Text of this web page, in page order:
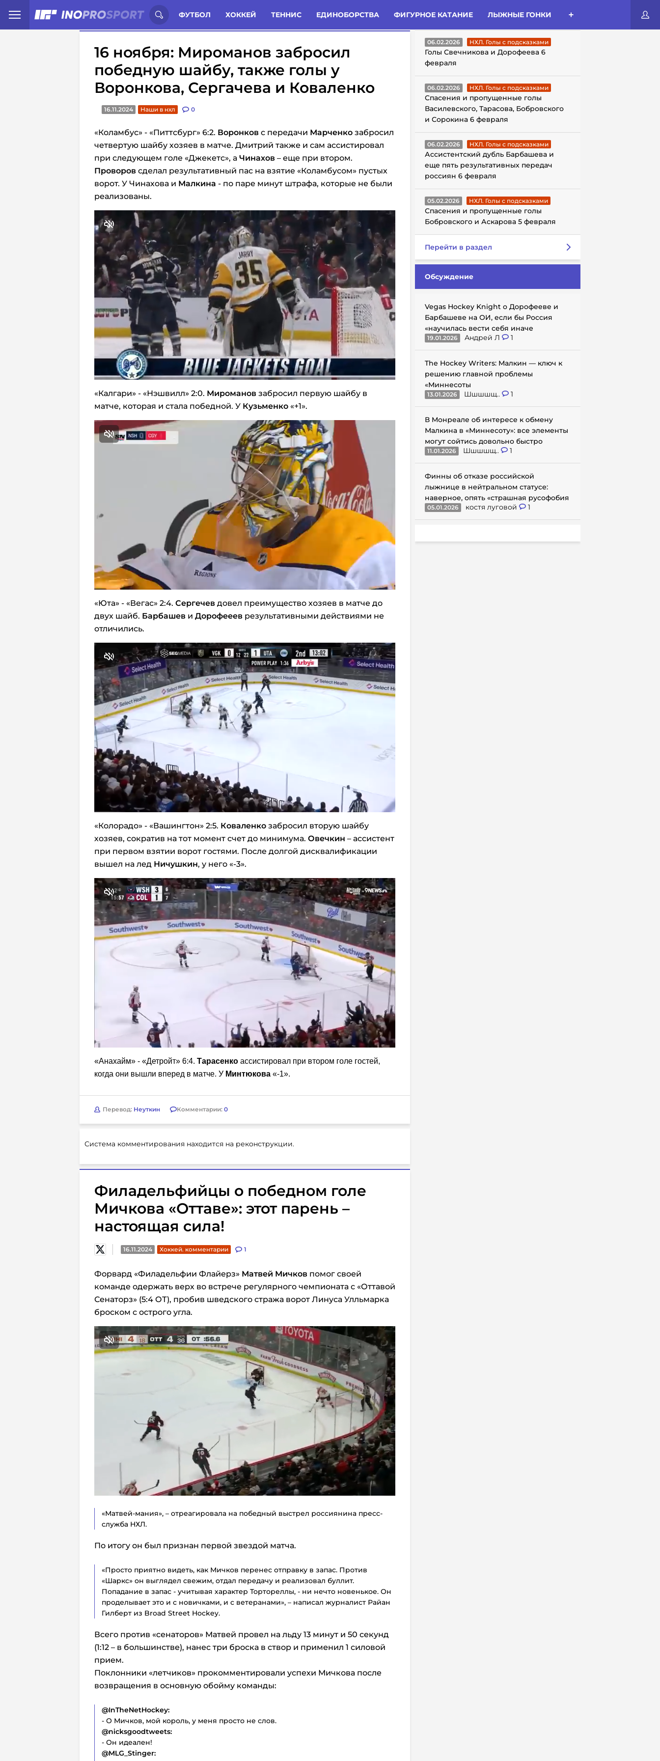
ФУТБОЛ ХОККЕЙ ТЕННИС ЕДИНОБОРСТВА ФИГУРНОЕ КАТАНИЕ ЛЫЖНЫЕ ГОНКИ
Иностранцы о спорте России: Статьи Комменты Новости
16 ноября: Мироманов забросил
победную шайбу, также голы у
Воронкова, Сергачева и Коваленко
16.11.2024 Наши в нхл 0
«Коламбус» - «Питтсбург» 6:2. Воронков с передачи Марченко забросил
четвертую шайбу хозяев в матче. Дмитрий также и сам ассистировал
при следующем голе «Джекетс», а Чинахов – еще при втором.
Проворов сделал результативный пас на взятие «Коламбусом» пустых
ворот. У Чинахова и Малкина - по паре минут штрафа, которые не были
реализованы.
«Калгари» - «Нэшвилл» 2:0. Мироманов забросил первую шайбу в
матче, которая и стала победной. У Кузьменко «+1».
«Юта» - «Вегас» 2:4. Сергечев довел преимущество хозяев в матче до
двух шайб. Барбашев и Дорофееев результативными действиями не
отличились.
«Колорадо» - «Вашингтон» 2:5. Коваленко забросил вторую шайбу
хозяев, сократив на тот момент счет до минимума. Овечкин – ассистент
при первом взятии ворот гостями. После долгой дисквалификации
вышел на лед Ничушкин, у него «-3».
«Анахайм» - «Детройт» 6:4. Тарасенко ассистировал при втором голе гостей,
когда они вышли вперед в матче. У Минтюкова «-1».
Перевод: Неуткин Комментарии: 0
Система комментирования находится на реконструкции.
Филадельфийцы о победном голе
Мичкова «Оттаве»: этот парень –
настоящая сила!
16.11.2024 Хоккей. комментарии 1
Форвард «Филадельфии Флайерз» Матвей Мичков помог своей
команде одержать верх во встрече регулярного чемпионата с «Оттавой
Сенаторз» (5:4 ОТ), пробив шведского стража ворот Линуса Улльмарка
броском с острого угла.
«Матвей-мания», – отреагировала на победный выстрел россиянина пресс-
служба НХЛ.
По итогу он был признан первой звездой матча.
«Просто приятно видеть, как Мичков перенес отправку в запас. Против
«Шаркс» он выглядел свежим, отдал передачу и реализовал буллит.
Попадание в запас - учитывая характер Тортореллы, - ни нечто новенькое. Он
проделывает это и с новичками, и с ветеранами», – написал журналист Райан
Гилберт из Broad Street Hockey.
Всего против «cенаторов» Матвей провел на льду 13 минут и 50 секунд
(1:12 – в большинстве), нанес три броска в створ и применил 1 силовой
прием.
Поклонники «летчиков» прокомментировали успехи Мичкова после
возвращения в основную обойму команды:
@InTheNetHockey:
- О Мичков, мой король, у меня просто не слов.
@nicksgoodtweets:
- Он идеален!
@MLG_Stinger:
ГОЛЫ С ПОДСКАЗКАМИ
06.02.2026 НХЛ. Голы с подсказками
Голы Свечникова и Дорофеева 6
февраля
06.02.2026 НХЛ. Голы с подсказками
Спасения и пропущенные голы
Василевского, Тарасова, Бобровского
и Сорокина 6 февраля
06.02.2026 НХЛ. Голы с подсказками
Ассистентский дубль Барбашева и
еще пять результативных передач
россиян 6 февраля
05.02.2026 НХЛ. Голы с подсказками
Спасения и пропущенные голы
Бобровского и Аскарова 5 февраля
Перейти в раздел
Обсуждение
Vegas Hockey Knight о Дорофееве и
Барбашеве на ОИ, если бы Россия
«научилась вести себя иначе
19.01.2026 Андрей Л 1
The Hockey Writers: Малкин — ключ к
решению главной проблемы
«Миннесоты
13.01.2026 Шшшшщ.. 1
В Монреале об интересе к обмену
Малкина в «Миннесоту»: все элементы
могут сойтись довольно быстро
11.01.2026 Шшшшщ.. 1
Финны об отказе российской
лыжнице в нейтральном статусе:
наверное, опять «страшная русофобия
05.01.2026 костя луговой 1